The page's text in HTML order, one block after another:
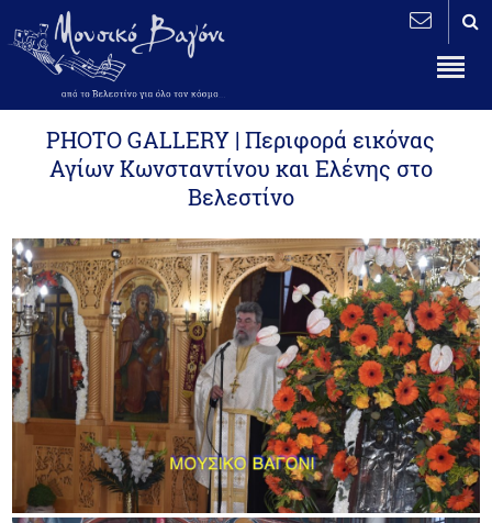
PHOTO GALLERY | Περιφορά εικόνας
Αγίων Κωνσταντίνου και Ελένης στο
Βελεστίνο